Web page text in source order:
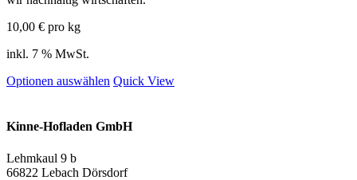
10,00 € pro kg
inkl. 7 % MwSt.
Optionen auswählen Quick View
Kinne-Hofladen GmbH
Lehmkaul 9 b
66822 Lebach Dörsdorf